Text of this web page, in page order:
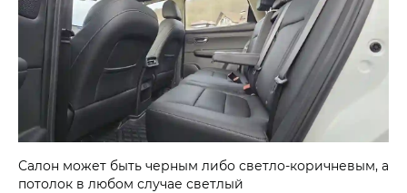
Салон может быть черным либо светло-коричневым, а
потолок в любом случае светлый